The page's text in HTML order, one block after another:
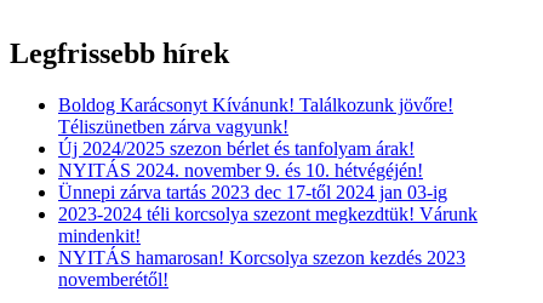
Legfrissebb hírek
Boldog Karácsonyt Kívánunk! Találkozunk jövőre!
Téliszünetben zárva vagyunk!
Új 2024/2025 szezon bérlet és tanfolyam árak!
NYITÁS 2024. november 9. és 10. hétvégéjén!
Ünnepi zárva tartás 2023 dec 17-től 2024 jan 03-ig
2023-2024 téli korcsolya szezont megkezdtük! Várunk
mindenkit!
NYITÁS hamarosan! Korcsolya szezon kezdés 2023
novemberétől!